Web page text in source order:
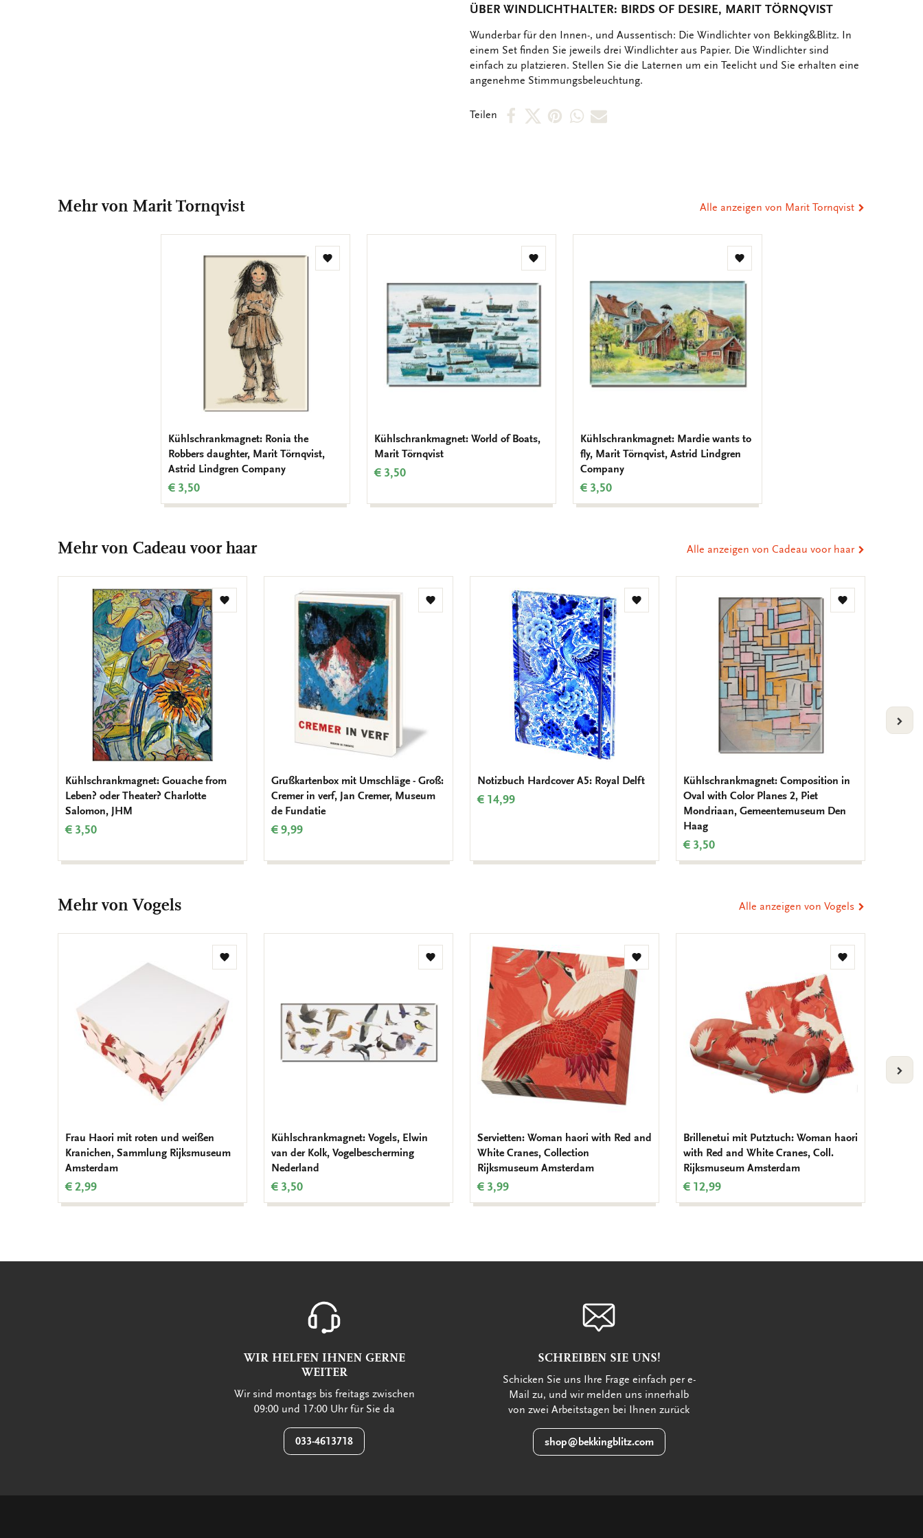
ÜBER WINDLICHTHALTER: BIRDS OF DESIRE, MARIT TÖRNQVIST
OMSCHRIJVING
Wunderbar für den Innen-, und Aussentisch: Die Windlichter von Bekking&Blitz. In
einem Set finden Sie jeweils drei Windlichter aus Papier. Die Windlichter sind
einfach zu platzieren. Stellen Sie die Laternen um ein Teelicht und Sie erhalten eine
angenehme Stimmungsbeleuchtung.
Teilen
Per Per Per PerPer
Mehr von Marit Tornqvist Alle anzeigen von Marit Tornqvist
Zur
Kühlschrankmagnet: Ronia the
Robbers daughter, Marit Törnqvist,
Astrid Lindgren Company
€ 3,50
Zur
hinzufügen
Kühlschrankmagnet: World of Boats,
Marit Törnqvist
€ 3,50
Zur
hinzufügen
Kühlschrankmagnet: Mardie wants to
fly, Marit Törnqvist, Astrid Lindgren
Company
€ 3,50
Mehr von Cadeau voor haar Alle anzeigen von Cadeau voor haar
Zur
Kühlschrankmagnet: Gouache from
Leben? oder Theater? Charlotte
Salomon, JHM
€ 3,50
Zur
Grußkartenbox mit Umschläge - Groß:
Cremer in verf, Jan Cremer, Museum
de Fundatie
€ 9,99
Zur
Notizbuch Hardcover A5: Royal Delft
€ 14,99
Zur
Kühlschrankmagnet: Composition in
Oval with Color Planes 2, Piet
Mondriaan, Gemeentemuseum Den
Haag
€ 3,50
Mehr von Vogels Alle anzeigen von Vogels
Zur
Frau Haori mit roten und weißen
Kranichen, Sammlung Rijksmuseum
Amsterdam
€ 2,99
Zur
Kühlschrankmagnet: Vogels, Elwin
van der Kolk, Vogelbescherming
Nederland
€ 3,50
Zur
Wunschliste
hinzufügen
Servietten: Woman haori with Red and
White Cranes, Collection
Rijksmuseum Amsterdam
€ 3,99
Zur
Brillenetui mit Putztuch: Woman haori
with Red and White Cranes, Coll.
Rijksmuseum Amsterdam
€ 12,99
WIR HELFEN IHNEN GERNE
WEITER
Wir sind montags bis freitags zwischen
09:00 und 17:00 Uhr für Sie da
033-4613718
SCHREIBEN SIE UNS!
Schicken Sie uns Ihre Frage einfach per e-
Mail zu, und wir melden uns innerhalb
von zwei Arbeitstagen bei Ihnen zurück
shop@bekkingblitz.com